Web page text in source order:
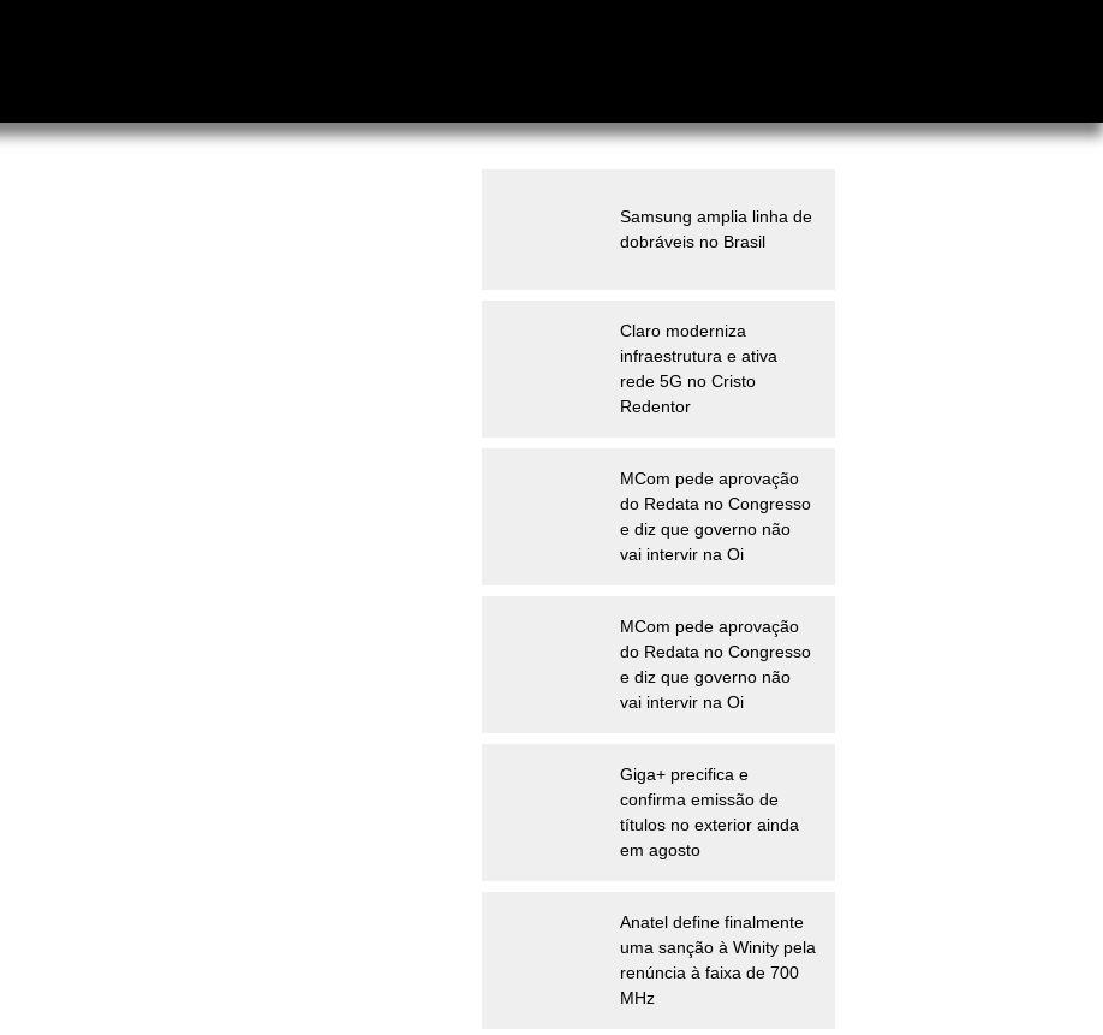
Samsung amplia linha de
dobráveis no Brasil
Claro moderniza
infraestrutura e ativa
rede 5G no Cristo
Redentor
MCom pede aprovação
do Redata no Congresso
e diz que governo não
vai intervir na Oi
MCom pede aprovação
do Redata no Congresso
e diz que governo não
vai intervir na Oi
Giga+ precifica e
confirma emissão de
títulos no exterior ainda
em agosto
Anatel define finalmente
uma sanção à Winity pela
renúncia à faixa de 700
MHz